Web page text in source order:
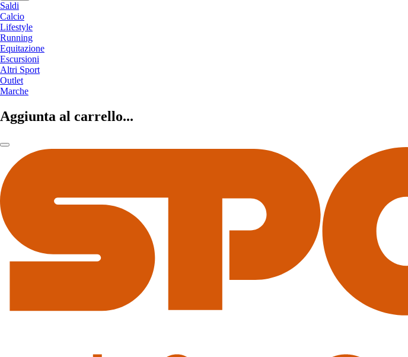
Saldi
Calcio
Lifestyle
Running
Equitazione
Escursioni
Altri Sport
Outlet
Marche
Aggiunta al carrello...